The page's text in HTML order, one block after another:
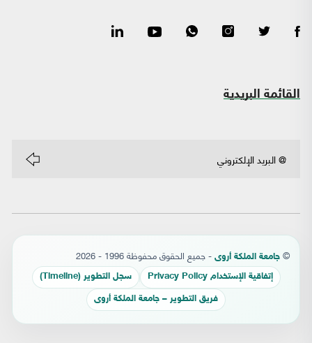
القائمة البريدية
© جامعة الملكة أروى - جميع الحقوق محفوظة 1996 - 2026
إتفاقية الإستخدام Privacy Policy سجل التطوير (Timeline)
فريق التطوير – جامعة الملكة أروى